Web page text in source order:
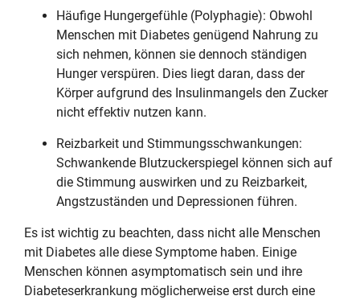
Häufige Hungergefühle (Polyphagie): Obwohl
Menschen mit Diabetes genügend Nahrung zu
sich nehmen, können sie dennoch ständigen
Hunger verspüren. Dies liegt daran, dass der
Körper aufgrund des Insulinmangels den Zucker
nicht effektiv nutzen kann.
Reizbarkeit und Stimmungsschwankungen:
Schwankende Blutzuckerspiegel können sich auf
die Stimmung auswirken und zu Reizbarkeit,
Angstzuständen und Depressionen führen.
Es ist wichtig zu beachten, dass nicht alle Menschen
mit Diabetes alle diese Symptome haben. Einige
Menschen können asymptomatisch sein und ihre
Diabeteserkrankung möglicherweise erst durch eine